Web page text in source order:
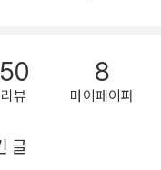
음의 방향성을 설계하고
실패도 재미있었다고, 후
대답한다. 후회는 고민만
에 따라 삶의 색깔도 달라
50
리뷰
8
마이페이퍼
글